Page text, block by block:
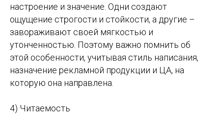
настроение и значение. Одни создают
ощущение строгости и стойкости, а другие –
завораживают своей мягкостью и
утонченностью. Поэтому важно помнить об
этой особенности, учитывая стиль написания,
назначение рекламной продукции и ЦА, на
которую она направлена.
4) Читаемость